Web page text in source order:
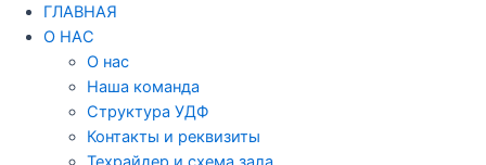
ГЛАВНАЯ
О НАС
О нас
Наша команда
Структура УДФ
Контакты и реквизиты